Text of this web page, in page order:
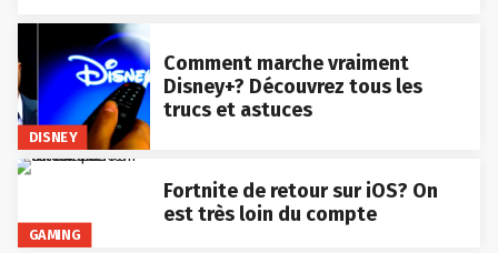
DISNEY
Comment marche vraiment
Disney+? Découvrez tous les
trucs et astuces
GAMING
Fortnite de retour sur iOS? On
est très loin du compte